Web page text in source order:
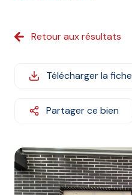
Immobilier
Biens
Estimation
L'agence
Retour aux résultats
Télécharger la fiche
Partager ce bien